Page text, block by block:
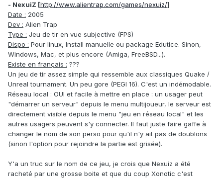
- NexuiZ [http://www.alientrap.com/games/nexuiz/]
Date : 2005
Dev : Alien Trap
Type : Jeu de tir en vue subjective (FPS)
Dispo : Pour linux, Install manuelle ou package Edutice. Sinon,
Windows, Mac, et plus encore (Amiga, FreeBSD...).
Existe en français : ???
Un jeu de tir assez simple qui ressemble aux classiques Quake /
Unreal tournament. Un peu gore (PEGI 16). C'est un indémodable.
Réseau local : OUI et facile à mettre en place : un usager peut
"démarrer un serveur" depuis le menu multijoueur, le serveur est
directement visible depuis le menu "jeu en réseau local" et les
autres usagers peuvent s'y connecter. Il faut juste faire gaffe à
changer le nom de son perso pour qu'il n'y ait pas de doublons
(sinon l'option pour rejoindre la partie est grisée).
Y'a un truc sur le nom de ce jeu, je crois que Nexuiz a été
racheté par une grosse boite et que du coup Xonotic c'est